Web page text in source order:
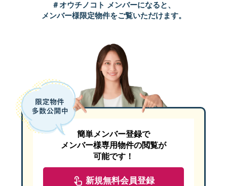
＃オウチノコト メンバーになると、
メンバー様限定物件をご覧いただけます。
簡単メンバー登録で
メンバー様専用物件の閲覧が
可能です！
新規無料会員登録